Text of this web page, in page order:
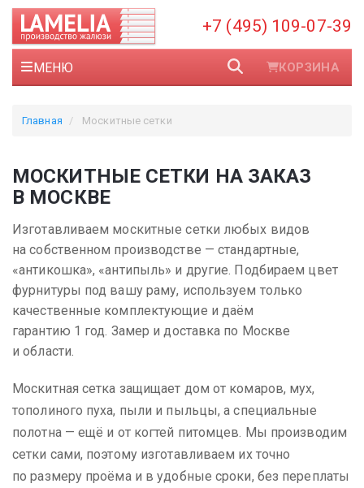
+7 (495) 109-07-39
МЕНЮ КОРЗИНА
Главная Москитные сетки
МОСКИТНЫЕ СЕТКИ НА ЗАКАЗ
В МОСКВЕ
Изготавливаем москитные сетки любых видов
на собственном производстве — стандартные,
«антикошка», «антипыль» и другие. Подбираем цвет
фурнитуры под вашу раму, используем только
качественные комплектующие и даём
гарантию 1 год. Замер и доставка по Москве
и области.
Москитная сетка защищает дом от комаров, мух,
тополиного пуха, пыли и пыльцы, а специальные
полотна — ещё и от когтей питомцев. Мы производим
сетки сами, поэтому изготавливаем их точно
по размеру проёма и в удобные сроки, без переплаты